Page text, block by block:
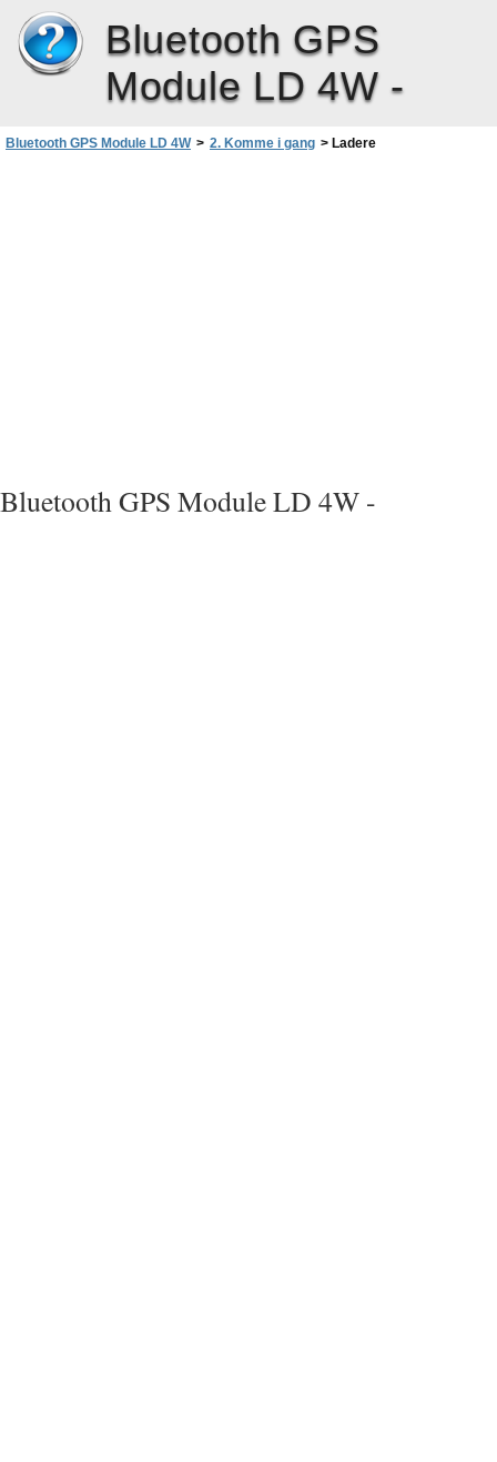
Bluetooth GPS
Module LD 4W -
Bluetooth GPS Module LD 4W > 2. Komme i gang > Ladere
Bluetooth GPS Module LD 4W -